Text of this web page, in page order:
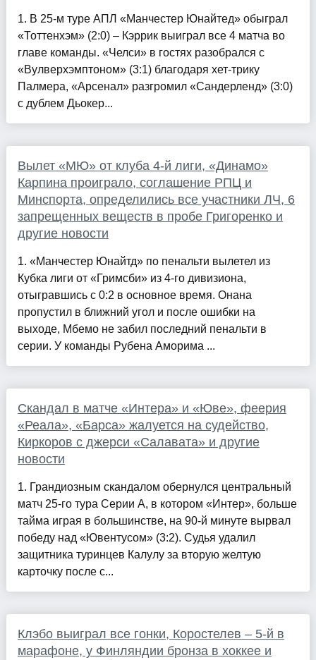
1. В 25-м туре АПЛ «Манчестер Юнайтед» обыграл
«Тоттенхэм» (2:0) – Кэррик выиграл все 4 матча во
главе команды. «Челси» в гостях разобрался с
«Вулверхэмптоном» (3:1) благодаря хет-трику
Палмера, «Арсенал» разгромил «Сандерленд» (3:0)
с дублем Дьокер...
Вылет «МЮ» от клуба 4-й лиги, «Динамо»
Карпина проиграло, соглашение РПЦ и
Минспорта, определились все участники ЛЧ, 6
запрещенных веществ в пробе Григоренко и
другие новости
1. «Манчестер Юнайтд» по пенальти вылетел из
Кубка лиги от «Гримсби» из 4-го дивизиона,
отыгравшись с 0:2 в основное время. Онана
пропустил в ближний угол и после ошибки на
выходе, Мбемо не забил последний пенальти в
серии. У команды Рубена Аморима ...
Скандал в матче «Интера» и «Юве», феерия
«Реала», «Барса» жалуется на судейство,
Киркоров с джерси «Салавата» и другие
новости
1. Грандиозным скандалом обернулся центральный
матч 25-го тура Серии А, в котором «Интер», больше
тайма играя в большинстве, на 90-й минуте вырвал
победу над «Ювентусом» (3:2). Судья удалил
защитника туринцев Калулу за вторую желтую
карточку после с...
Клэбо выиграл все гонки, Коростелев – 5-й в
марафоне, у Финляндии бронза в хоккее и